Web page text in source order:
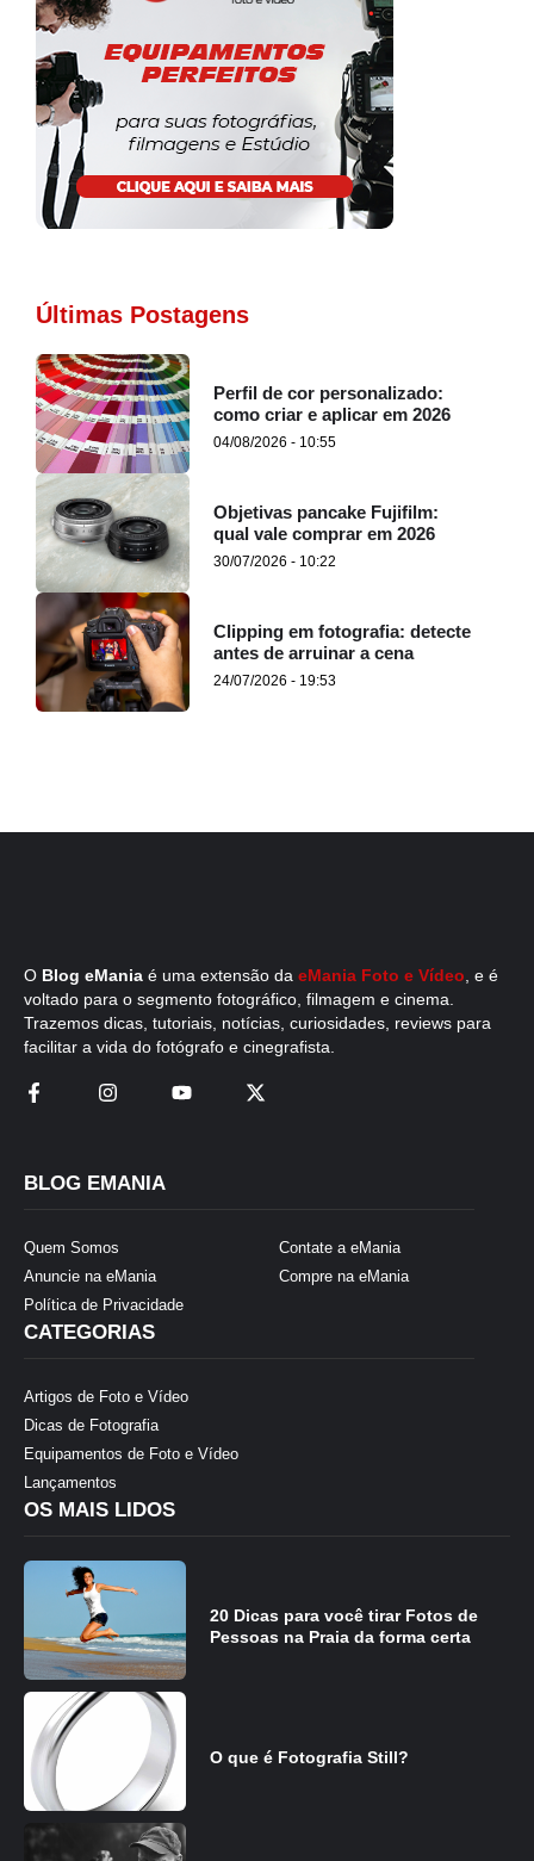
Últimas Postagens
Perfil de cor personalizado:
como criar e aplicar em 2026
04/08/2026 - 10:55
Objetivas pancake Fujifilm:
qual vale comprar em 2026
30/07/2026 - 10:22
Clipping em fotografia: detecte
antes de arruinar a cena
24/07/2026 - 19:53
O Blog eMania é uma extensão da eMania Foto e Vídeo , e é
voltado para o segmento fotográfico, filmagem e cinema.
Trazemos dicas, tutoriais, notícias, curiosidades, reviews para
facilitar a vida do fotógrafo e cinegrafista.
BLOG EMANIA
Quem Somos
Anuncie na eMania
Política de Privacidade
Contate a eMania
Compre na eMania
CATEGORIAS
Artigos de Foto e Vídeo
Dicas de Fotografia
Equipamentos de Foto e Vídeo
Lançamentos
OS MAIS LIDOS
20 Dicas para você tirar Fotos de
Pessoas na Praia da forma certa
O que é Fotografia Still?